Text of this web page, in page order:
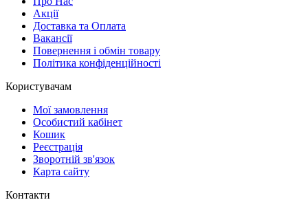
Акції
Доставка та Оплата
Вакансії
Повернення і обмін товару
Політика конфіденційності
Користувачам
Мої замовлення
Особистий кабінет
Кошик
Реєстрація
Зворотній зв'язок
Карта сайту
Контакти